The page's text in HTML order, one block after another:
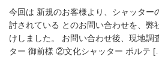
今回は 新規のお客様より、シャッター
討されている とのお問い合わせを、弊
けしました。 お問い合わせ後、現地
ター 御前様 ②文化シャッター ポルテ